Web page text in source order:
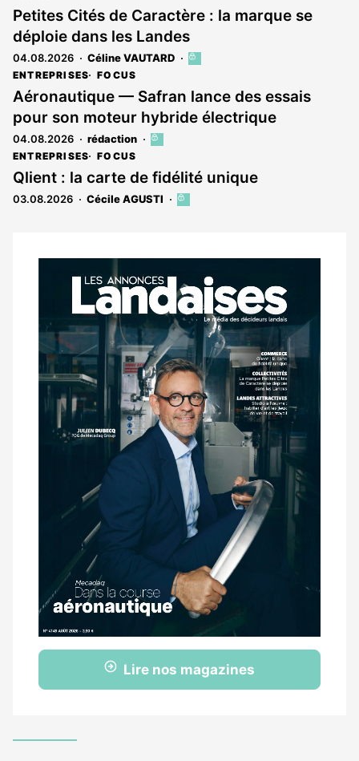
Petites Cités de Caractère : la marque se
déploie dans les Landes
04.08.2026 Céline VAUTARD
Cet
est
réservé
aux
ENTREPRISES FOCUS
Aéronautique — Safran lance des essais
pour son moteur hybride électrique
04.08.2026 rédaction
Cet
est
réservé
aux
ENTREPRISES FOCUS
Qlient : la carte de fidélité unique
03.08.2026 Cécile AGUSTI
Cet
aux
abonnés
Notre
dernier
magazine
Lire nos magazines